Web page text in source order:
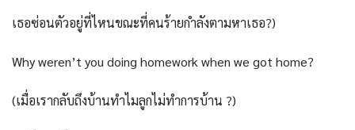
เธอซ่อนตัวอยู่ที่ไหนขณะที่คนร้ายกำลังตามหาเธอ?)
Why weren’t you doing homework when we got home?
(เมื่อเรากลับถึงบ้านทำไมลูกไม่ทำการบ้าน ?)